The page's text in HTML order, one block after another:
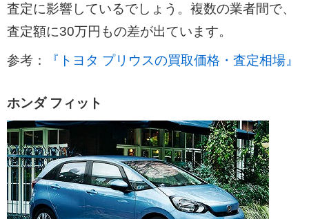
査定に影響しているでしょう。複数の業者間で、
査定額に30万円もの差が出ています。
参考： 『トヨタ プリウスの買取価格・査定相場』
ホンダ フィット